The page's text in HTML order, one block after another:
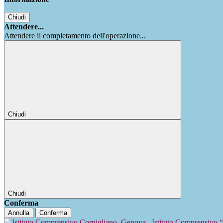
Chiudi
Attendere...
Attendere il completamento dell'operazione...
Chiudi
Chiudi
Conferma
Annulla Conferma